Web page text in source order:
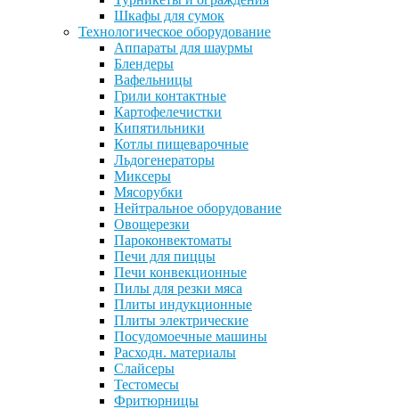
Шкафы для сумок
Технологическое оборудование
Аппараты для шаурмы
Блендеры
Вафельницы
Грили контактные
Картофелечистки
Кипятильники
Котлы пищеварочные
Льдогенераторы
Миксеры
Мясорубки
Нейтральное оборудование
Овощерезки
Пароконвектоматы
Печи для пиццы
Печи конвекционные
Пилы для резки мяса
Плиты индукционные
Плиты электрические
Посудомоечные машины
Расходн. материалы
Слайсеры
Тестомесы
Фритюрницы